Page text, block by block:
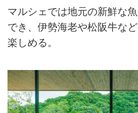
マルシェでは地元の新鮮な
でき、伊勢海老や松阪牛な
楽しめる。